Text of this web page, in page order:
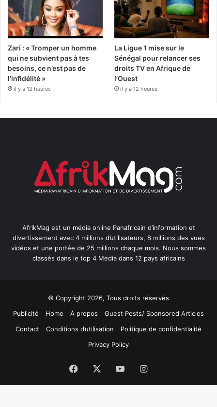
Zari : « Tromper un homme
qui ne subvient pas à tes
besoins, ce n’est pas de
l’infidélité »
il y a 12 heures
La Ligue 1 mise sur le
Sénégal pour relancer ses
droits TV en Afrique de
l’Ouest
il y a 12 heures
AfrikMag est un média online Panafricain d’information et
divertissement avec 4 millions d’utilisateurs, 8 millions des vues
vidéos et une portée de 25 millions chaque mois. Nous sommes
classés dans le top 4 Media dans 12 pays africains
© Copyright 2026, Tous droits réservés
Publicité
Home À propos
Guest Posts/ Sponsored Articles
Contact
Conditions d’utilisation
Politique de confidentialité
Privacy Policy
Facebook YouTubeInstagram